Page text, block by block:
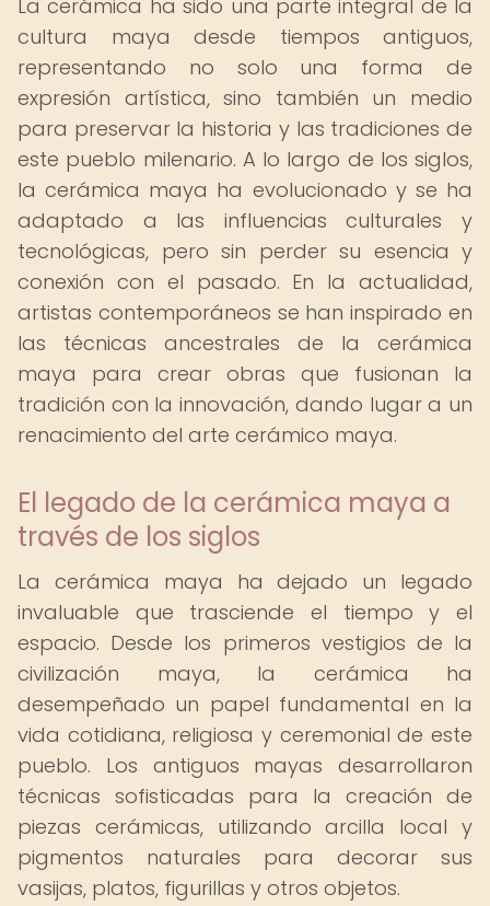
La cerámica ha sido una parte integral de la
cultura maya desde tiempos antiguos,
representando no solo una forma de
expresión artística, sino también un medio
para preservar la historia y las tradiciones de
este pueblo milenario. A lo largo de los siglos,
la cerámica maya ha evolucionado y se ha
adaptado a las influencias culturales y
tecnológicas, pero sin perder su esencia y
conexión con el pasado. En la actualidad,
artistas contemporáneos se han inspirado en
las técnicas ancestrales de la cerámica
maya para crear obras que fusionan la
tradición con la innovación, dando lugar a un
renacimiento del arte cerámico maya.
El legado de la cerámica maya a
través de los siglos
La cerámica maya ha dejado un legado
invaluable que trasciende el tiempo y el
espacio. Desde los primeros vestigios de la
civilización maya, la cerámica ha
desempeñado un papel fundamental en la
vida cotidiana, religiosa y ceremonial de este
pueblo. Los antiguos mayas desarrollaron
técnicas sofisticadas para la creación de
piezas cerámicas, utilizando arcilla local y
pigmentos naturales para decorar sus
vasijas, platos, figurillas y otros objetos.